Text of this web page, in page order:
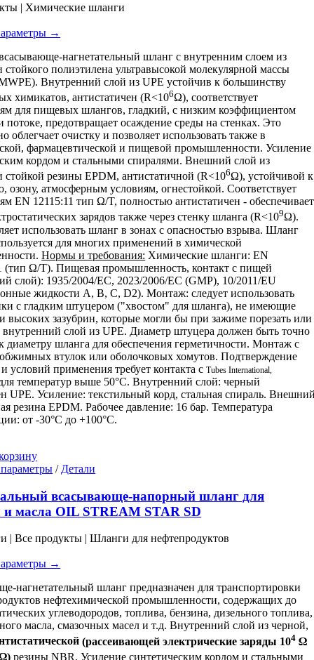
можно
на
товара.
| Химические шланги
→
нагнетательный шланг с внутренним слоем из
стойкого полиэтилена ультравысокой молекулярной массы
Внутренний слой из UPE устойчив к большинству
химикатов, антистатичен (R<106Ω), соответствует
для пищевых шлангов, гладкий, с низким коэффициентом
потоке, предотвращает осаждение среды на стенках. Это
облегчает очистку и позволяет использовать также в
фармацевтической и пищевой промышленности. Усиление
кордом и стальными спиралями. Внешний слой из
стойкой резины EPDM, антистатичной (R<106Ω), устойчивой к
озону, атмосферным условиям, огнестойкой. Соответствует
EN 12115:11 тип Ω/T, полностью антистатичен - обеспечивает
зарядов также через стенку шланга (R<109Ω).
использовать шланг в зонах с опасностью взрыва. Шланг
для многих применений в химической
Нормы и требования: Химические шланги: EN
(тип Ω/T). Пищевая промышленность, контакт с пищей
слой): 1935/2004/EC, 2023/2006/EC (GMP), 10/2011/EU
жидкости A, B, C, D2). Монтаж: следует использовать
с гладким штуцером ("хвостом" для шланга), не имеющие
высоких зазубрин, которые могли бы при зажиме порезать или
внутренний слой из UPE. Диаметр штуцера должен быть точно
диаметру шланга для обеспечения герметичности. Монтаж с
втулок или оболочковых хомутов. Подтверждение
и условий применения требует контакта сTubes International,
температур выше 50°C. Внутренний слой: черный
UPE. Усиление: текстильный корд, стальная спираль.
резина EPDM. Рабочее давление: 16 бар. Температура
от -30°C до +100°C.
Этот
имеет
несколько
вариаций.
можно
на
странице
товара.
/ Детали
всасывающе-напорный шланг для
и масла OIL STREAM STAR SD
| Все продукты | Шланги для нефтепродуктов
→
нагнетательный шланг предназначен для транспортировки
нефтехимической промышленности, содержащих до
углеводородов, топлива, бензина, дизельного топлива,
масла, смазочных масел и т.д. Внутренний слой из черной,
(рассеивающей электрические заряды 104 Ω
резины NBR. Усиление синтетическим кордом и стальными